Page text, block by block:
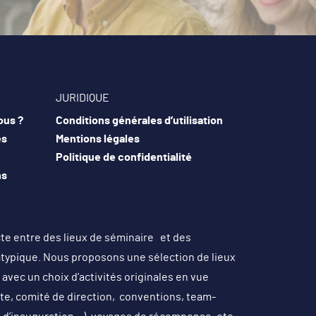
?
JURIDIQUE
Conditions générales d’utilisation
Mentions légales
Politique de confidentialité
entre des lieux de séminaire et des
Nous proposons une sélection de lieux
un choix d’activités originales en vue
comité de direction, conventions, team-